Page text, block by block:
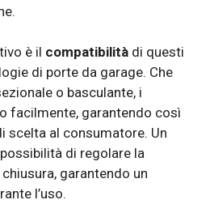
è il compatibilità di questi
di porte da garage. Che
o basculante, i
facilmente, garantendo così
scelta al consumatore. Un
di regolare la
garantendo un
l’uso.